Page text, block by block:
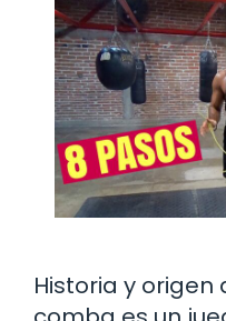
Historia y origen